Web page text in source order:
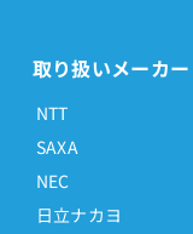
取り扱いメーカー
NTT
SAXA
NEC
日立ナカヨ